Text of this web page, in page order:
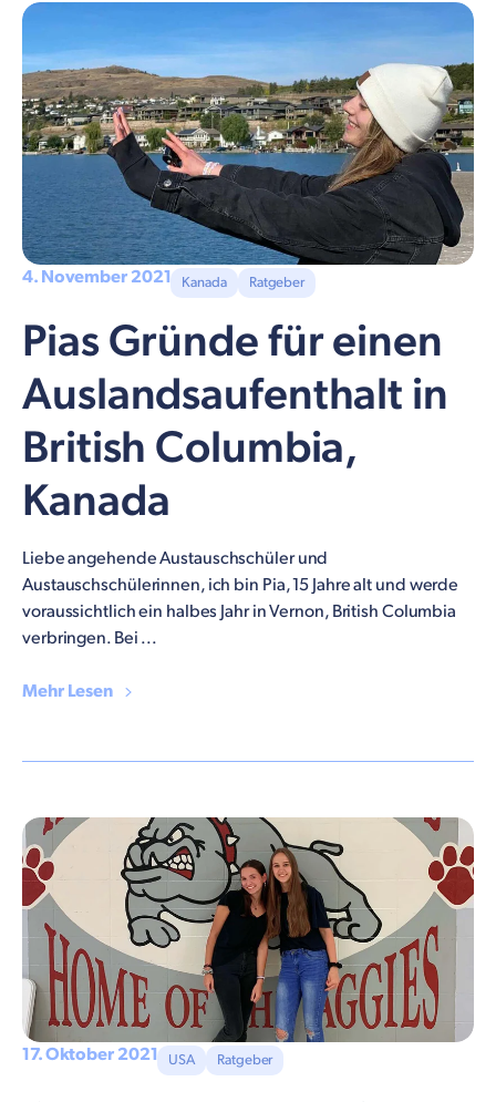
4. November 2021 Kanada Ratgeber
Pias Gründe für einen
Auslandsaufenthalt in
British Columbia,
Kanada
Liebe angehende Austauschschüler und
Austauschschülerinnen, ich bin Pia, 15 Jahre alt und werde
voraussichtlich ein halbes Jahr in Vernon, British Columbia
verbringen. Bei ...
Mehr Lesen
17. Oktober 2021 USA Ratgeber